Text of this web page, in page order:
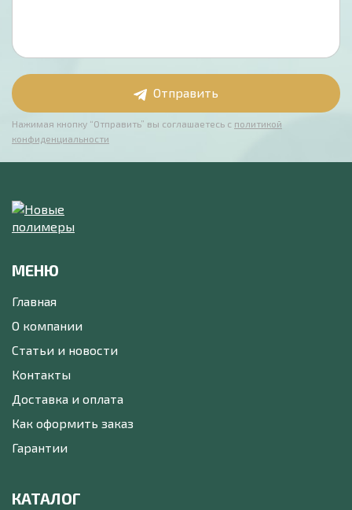
Отправить
Нажимая кнопку “Отправить” вы соглашаетесь с политикой
конфиденциальности
МЕНЮ
Главная
О компании
Статьи и новости
Контакты
Доставка и оплата
Как оформить заказ
Гарантии
КАТАЛОГ